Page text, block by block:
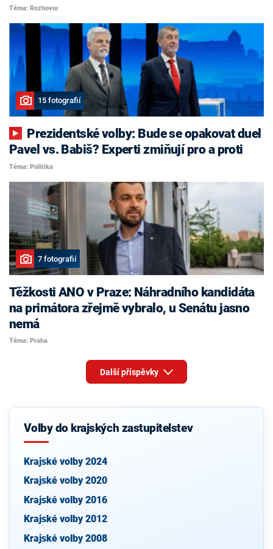
Téma: Rozhovor
15 fotografií
Pavel vs. Babiš? Experti zmiňují pro a proti
Téma: Politika
7 fotografií
Těžkosti ANO v Praze: Náhradního kandidáta
na primátora zřejmě vybralo, u Senátu jasno
nemá
Téma: Praha
Další příspěvky
Volby do krajských zastupitelstev
Krajské volby 2024
Krajské volby 2020
Krajské volby 2016
Krajské volby 2012
Krajské volby 2008